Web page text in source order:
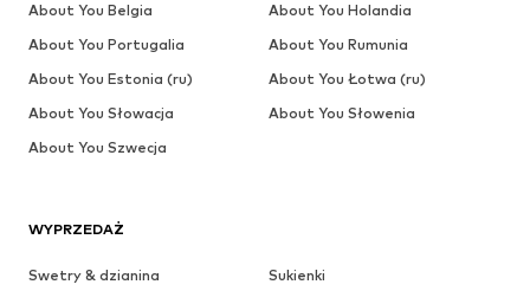
WYPRZEDAŻ
Swetry & dzianina
Sukienki
About You Belgia
About You Holandia
About You Portugalia
About You Rumunia
About You Estonia (ru)
About You Łotwa (ru)
About You Słowacja
About You Słowenia
About You Szwecja